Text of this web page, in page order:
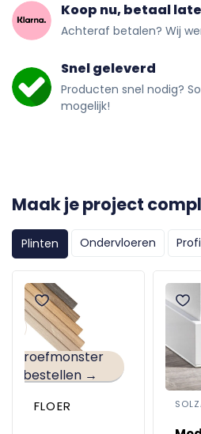
Koop nu, betaal
Achteraf betalen? Wij
Snel geleverd
Producten snel nodig?
mogelijk!
Maak je project
Plinten Ondervloeren
Proefmonster
bestellen →
FLOER